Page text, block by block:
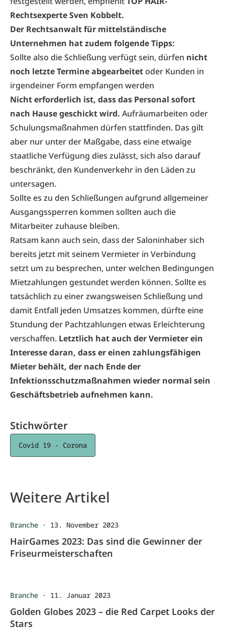
Rechtsexperte Sven Kobbelt.
Der Rechtsanwalt für mittelständische
Unternehmen hat zudem folgende Tipps:
Sollte also die Schließung verfügt sein, dürfen nicht
noch letzte Termine abgearbeitetoder Kunden in
irgendeiner Form empfangen werden
Nicht erforderlich ist, dass das Personal sofort
nach Hause geschickt wird. Aufräumarbeiten oder
Schulungsmaßnahmen dürfen stattfinden. Das gilt
aber nur unter der Maßgabe, dass eine etwaige
staatliche Verfügung dies zulässt, sich also darauf
beschränkt, den Kundenverkehr in den Läden zu
untersagen.
Sollte es zu den Schließungen aufgrund allgemeiner
Ausgangssperren kommen sollten auch die
Mitarbeiter zuhause bleiben.
Ratsam kann auch sein, dass der Saloninhaber sich
bereits jetzt mit seinem Vermieter in Verbindung
setzt um zu besprechen, unter welchen Bedingungen
Mietzahlungen gestundet werden können. Sollte es
tatsächlich zu einer zwangsweisen Schließung und
damit Entfall jeden Umsatzes kommen, dürfte eine
Stundung der Pachtzahlungen etwas Erleichterung
verschaffen. Letztlich hat auch der Vermieter ein
Interesse daran, dass er einen zahlungsfähigen
Mieter behält, der nach Ende der
Infektionsschutzmaßnahmen wieder normal sein
Geschäftsbetrieb aufnehmen kann.
Stichwörter
Covid 19 - Corona
Weitere Artikel
Branche · 13. November 2023
HairGames 2023: Das sind die Gewinner der
Friseurmeisterschaften
Branche · 11. Januar 2023
Golden Globes 2023 – die Red Carpet Looks der
Stars